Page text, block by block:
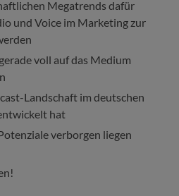
Megatrends dafür
und Voice im Marketing zur
voll auf das Medium
Landschaft im deutschen
hat
verborgen liegen